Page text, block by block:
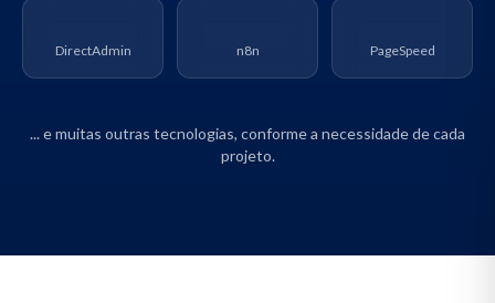
DirectAdmin n8n PageSpeed
... e muitas outras tecnologias, conforme a necessidade de cada
projeto.